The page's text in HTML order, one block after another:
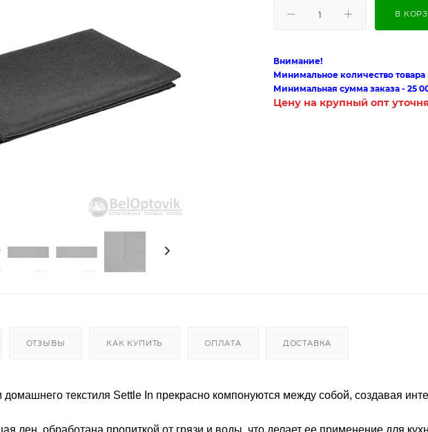
В
Внимание!
Минимальное количество товара
Минимальная сумма заказа - 25
Цену на крупный опт
ОТЗЫВЫ КАК КУПИТЬ ОПЛАТА ДОСТАВКА
домашнего текстиля Settle In прекрасно компонуются между собой, создавая
лен, обработана пропиткой от грязи и воды, что делает ее применение для